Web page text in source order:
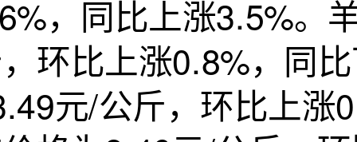
，同比上涨3.5%。
环比上涨0.8%，同
元/公斤，环比上涨